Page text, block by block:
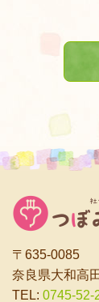
〒635-0085
奈良県大和高
TEL: 0745-52-